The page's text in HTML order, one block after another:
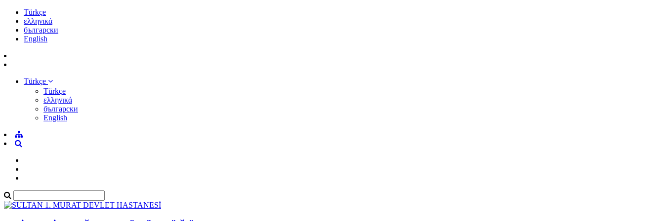
Türkçe
ελληνικά
български
English
Türkçe
Türkçe
ελληνικά
български
English